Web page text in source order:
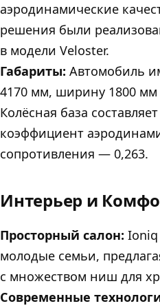
аэродинамические
решения были
в модели Veloster.
Габариты: Автомобиль
4170 мм, ширину 1800 мм
Колёсная база
коэффициент
сопротивления — 0,263.
Интерьер и
Просторный салон:
молодые семьи,
с множеством ниш для
Современные